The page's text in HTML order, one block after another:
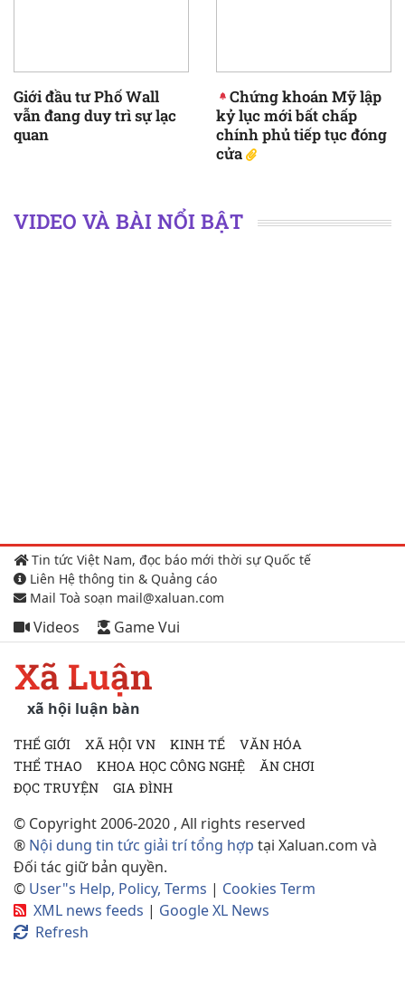
Giới đầu tư Phố Wall
vẫn đang duy trì sự lạc
quan
kỷ lục mới bất chấp
chính phủ tiếp tục đóng
cửa
VIDEO VÀ BÀI NỔI BẬT
Tin tức Việt Nam, đọc báo mới thời sự Quốc tế
Liên Hệ thông tin & Quảng cáo
Mail Toà soạn mail@xaluan.com
Videos Game Vui
Xã Luận
xã hội luận bàn
THẾ GIỚI XÃ HỘI VN KINH TẾ
VĂN HÓA
THỂ THAO
KHOA HỌC CÔNG NGHỆ
ĂN CHƠI
ĐỌC TRUYỆN
GIA ĐÌNH
© Copyright 2006-2020 , All rights reserved
® Nội dung tin tức giải trí tổng hợp tại Xaluan.com và
Đối tác giữ bản quyền.
© User"s Help, Policy, Terms | Cookies Term
XML news feeds | Google XL News
Refresh